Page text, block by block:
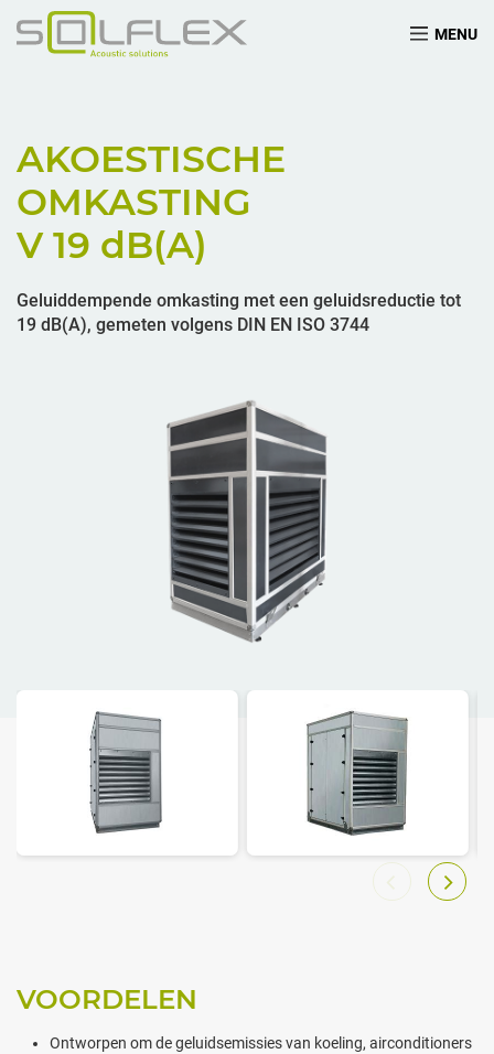
MENU
AKOESTISCHE
OMKASTING
V 19 dB(A)
Geluiddempende omkasting met een geluidsreductie tot
19 dB(A), gemeten volgens DIN EN ISO 3744
VOORDELEN
Ontworpen om de geluidsemissies van koeling, airconditioners